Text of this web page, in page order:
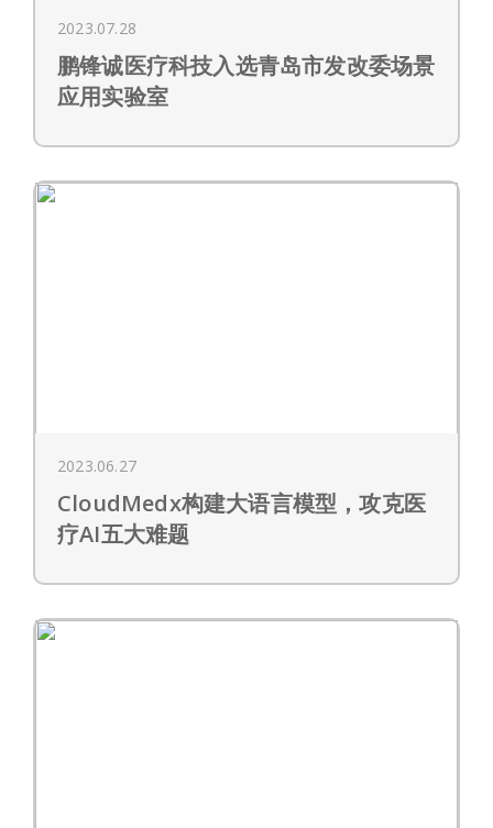
2023.07.28
鹏锋诚医疗科技入选青岛市发改委场景
应用实验室
2023.06.27
CloudMedx构建大语言模型，攻克医
疗AI五大难题